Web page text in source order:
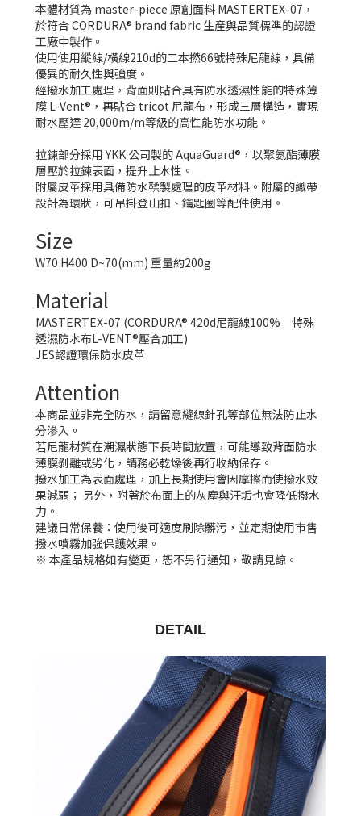
本體材質為 master-piece 原創面料 MASTERTEX-07，
於符合 CORDURA® brand fabric 生產與品質標準的認證
工廠中製作。
使用使用縱線/橫線210d的二本撚66號特殊尼龍線，具備
優異的耐久性與強度。
經撥水加工處理，背面則貼合具有防水透濕性能的特殊薄
膜 L-Vent®，再貼合 tricot 尼龍布，形成三層構造，實現
耐水壓達 20,000m/m等級的高性能防水功能。
拉鍊部分採用 YKK 公司製的 AquaGuard®，以聚氨酯薄膜
層壓於拉鍊表面，提升止水性。
附屬皮革採用具備防水鞣製處理的皮革材料。附屬的織帶
設計為環狀，可吊掛登山扣、鑰匙圈等配件使用。
Size
W70 H400 D~70(mm) 重量約200g
Material
MASTERTEX-07 (CORDURA® 420d尼龍線100% 特殊
透濕防水布L-VENT®壓合加工)
JES認證環保防水皮革
Attention
本商品並非完全防水，請留意縫線針孔等部位無法防止水
分滲入。
若尼龍材質在潮濕狀態下長時間放置，可能導致背面防水
薄膜剝離或劣化，請務必乾燥後再行收納保存。
撥水加工為表面處理，加上長期使用會因摩擦而使撥水效
果減弱； 另外，附著於布面上的灰塵與汙垢也會降低撥水
力。
建議日常保養：使用後可適度刷除髒污，並定期使用市售
撥水噴霧加強保護效果。
※ 本產品規格如有變更，恕不另行通知，敬請見諒。
DETAIL